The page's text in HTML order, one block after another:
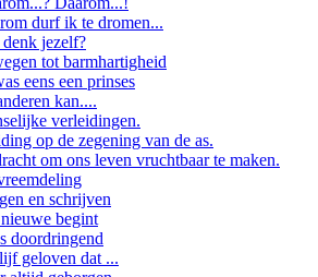
durf ik te dromen...
jezelf?
tot barmhartigheid
eens een prinses
kan....
verleidingen.
op de zegening van de as.
om ons leven vruchtbaar te maken.
en schrijven
begint
doordringend
geloven dat ...